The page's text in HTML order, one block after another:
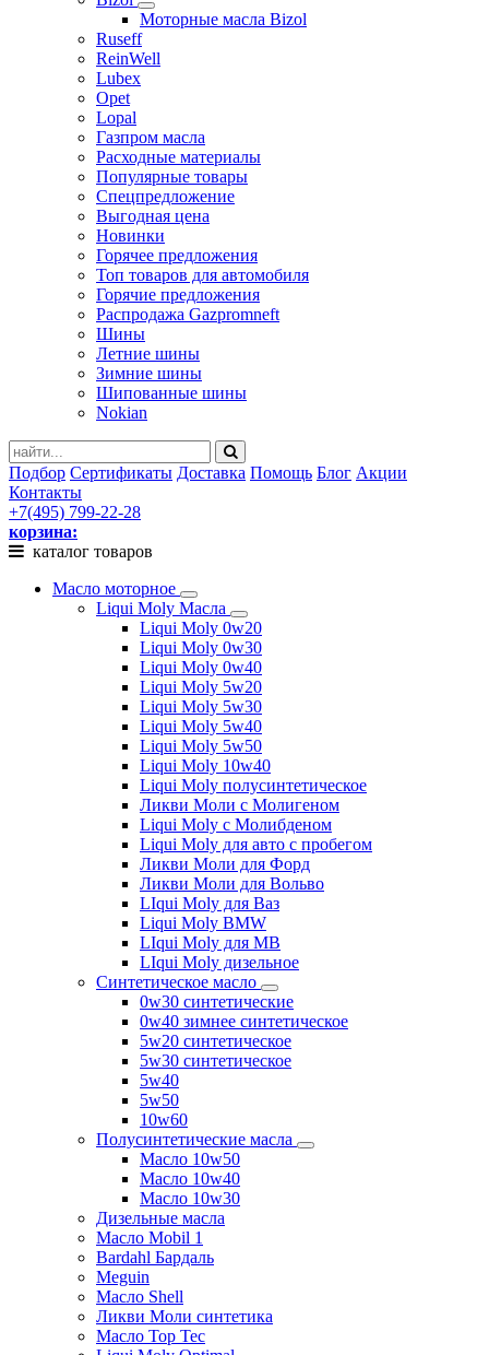
Моторные масла Bizol
Ruseff
ReinWell
Lubex
Opet
Lopal
Газпром масла
Расходные материалы
Популярные товары
Спецпредложение
Выгодная цена
Новинки
Горячее предложения
Топ товаров для автомобиля
Горячие предложения
Распродажа Gazpromneft
Шины
Летние шины
Зимние шины
Шипованные шины
Nokian
Подбор Сертификаты Доставка Помощь Блог Акции
Контакты
+7(495) 799-22-28
корзина:
каталог товаров
Масло моторное
Liqui Moly Масла
Liqui Moly 0w20
Liqui Moly 0w30
Liqui Moly 0w40
Liqui Moly 5w20
Liqui Moly 5w30
Liqui Moly 5w40
Liqui Moly 5w50
Liqui Moly 10w40
Liqui Moly полусинтетическое
Ликви Моли с Молигеном
Liqui Moly с Молибденом
Liqui Moly для авто с пробегом
Ликви Моли для Форд
Ликви Моли для Вольво
LIqui Moly для Ваз
Liqui Moly BMW
LIqui Moly для MB
LIqui Moly дизельное
Синтетическое масло
0w30 синтетические
0w40 зимнее синтетическое
5w20 синтетическое
5w30 синтетическое
5w40
5w50
10w60
Полусинтетические масла
Масло 10w50
Масло 10w40
Масло 10w30
Дизельные масла
Масло Mobil 1
Bardahl Бардаль
Meguin
Масло Shell
Ликви Моли синтетика
Масло Top Tec